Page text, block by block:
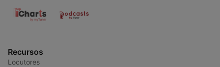
Recursos
Locutores